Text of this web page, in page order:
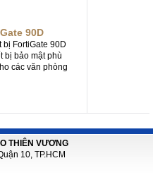
90D
bị FortiGate 90D
bị bảo mật phù
các văn phòng
VPN Throughput
packets):
- SSL-VPN
THIÊN VƯƠNG
10, TP.HCM